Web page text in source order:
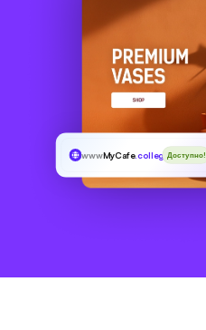
wwwMyCafe.collegeДоступно!